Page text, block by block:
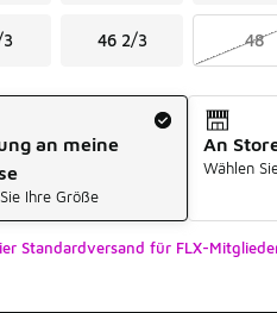
3 46 2/3 48
an meine
Ihre Größe
An
Wählen
Standardversand für FLX-